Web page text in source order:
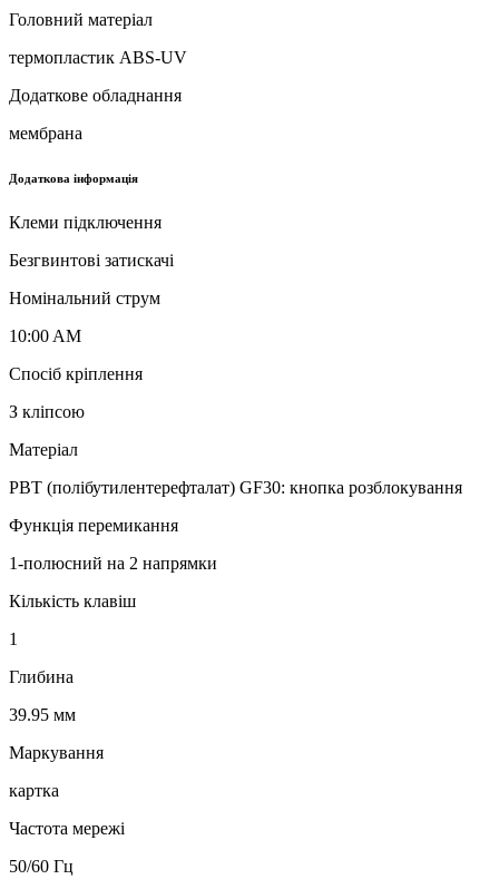
Головний матеріал
термопластик ABS-UV
Додаткове обладнання
мембрана
Додаткова інформація
Клеми підключення
Безгвинтові затискачі
Номінальний струм
10:00 AM
Спосіб кріплення
З кліпсою
Матеріал
PBT (полібутилентерефталат) GF30: кнопка розблокування
Функція перемикання
1-полюсний на 2 напрямки
Кількість клавіш
1
Глибина
39.95 мм
Маркування
картка
Частота мережі
50/60 Гц